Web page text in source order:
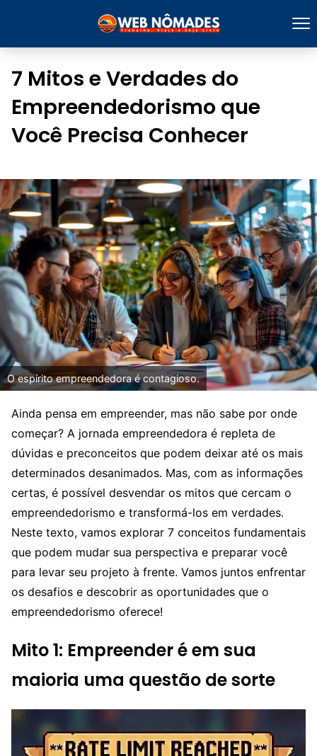
7 Mitos e Verdades do
Empreendedorismo que
Você Precisa Conhecer
O espírito empreendedora é contagioso.
Ainda pensa em empreender, mas não sabe por onde
começar? A jornada empreendedora é repleta de
dúvidas e preconceitos que podem deixar até os mais
determinados desanimados. Mas, com as informações
certas, é possível desvendar os mitos que cercam o
empreendedorismo e transformá-los em verdades.
Neste texto, vamos explorar 7 conceitos fundamentais
que podem mudar sua perspectiva e preparar você
para levar seu projeto à frente. Vamos juntos enfrentar
os desafios e descobrir as oportunidades que o
empreendedorismo oferece!
Mito 1: Empreender é em sua
maioria uma questão de sorte